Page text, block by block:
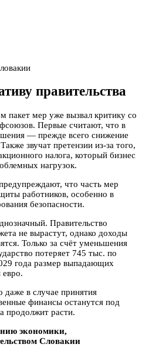
правительства
пакет мер уже вызвал критику со
Первые считают, что в
— прежде всего снижение
звучат претензии из-за того,
налога, который бизнес
нагрузок.
что часть мер
работников, особенно в
безопасности.
Правительство
не вырастут, однако доходы
Только за счёт уменьшения
потеряет 745 тыс. по
года размер выпадающих
евро.
в случае принятия
финансы останутся под
продолжит расти.
экономики,
Словакии